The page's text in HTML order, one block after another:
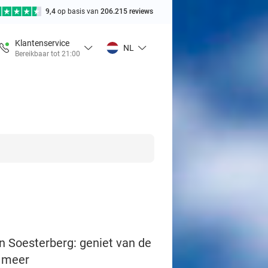
9,4 op basis van 206.215 reviews
Klantenservice
Bereikbaar tot 21:00
NL
Soesterberg: geniet van de